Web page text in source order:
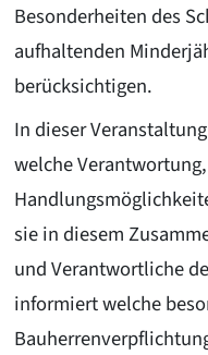
Besonderheiten des
aufhaltenden
berücksichtigen.
In dieser
welche
sie in diesem
und Verantwortliche
informiert welche